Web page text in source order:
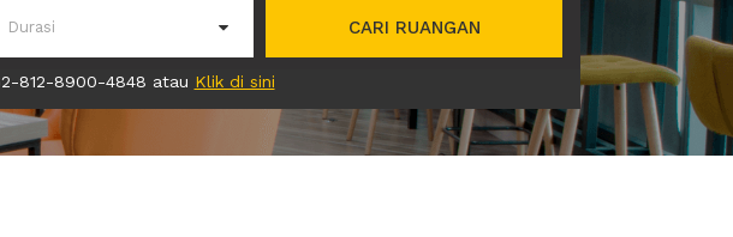
Durasi CARI RUANGAN
812-8900-4848 atau Klik di sini